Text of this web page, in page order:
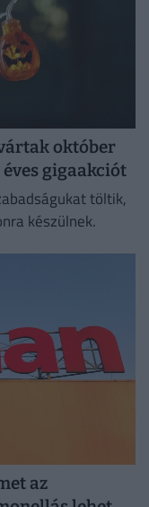
október
gigaakciót
töltik,
készülnek.
az